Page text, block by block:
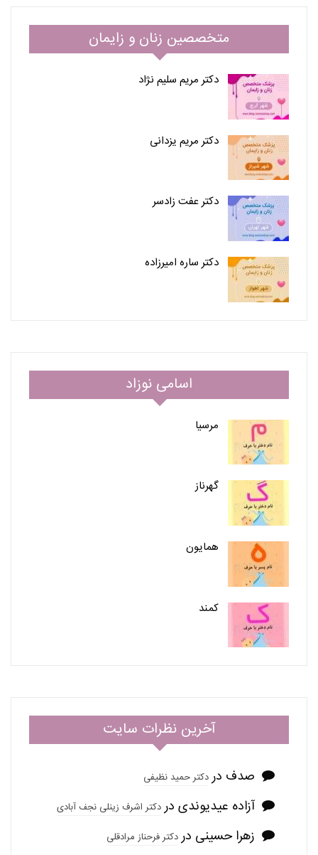
متخصصین زنان و زایمان
دکتر مریم سلیم نژاد
دکتر مریم یزدانی
دکتر عفت زادسر
دکتر ساره امیرزاده
اسامی نوزاد
مرسیا
گهرناز
همایون
کمند
آخرین نظرات سایت
صدف دردکتر حمید نظیفی
آزاده عیدیوندی دردکتر اشرف زینلی نجف آبادی
زهرا حسینی دردکتر فرحناز مرادقلی